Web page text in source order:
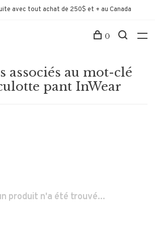
avec tout achat de 250$ et + au Canada
0
associés au mot-clé
pant InWear
produit n'a été trouvé...